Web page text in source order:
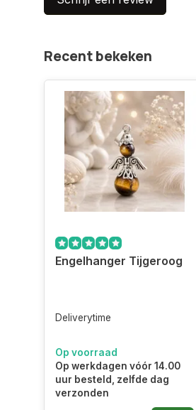
Recent bekeken
Engelhanger Tijgeroog
Deliverytime
Op voorraad
Op werkdagen vóór 14.00
uur besteld, zelfde dag
verzonden